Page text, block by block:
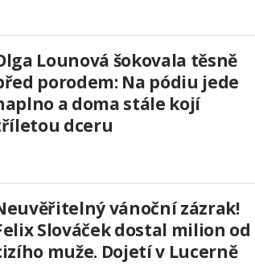
Lounová šokovala těsně
porodem: Na pódiu jede
a doma stále kojí
dceru
vánoční zázrak!
Slováček dostal milion od
muže. Dojetí v Lucerně